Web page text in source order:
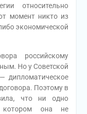
относительно
момент никто из
экономической
российскому
Но у Советской
дипломатическое
Поэтому в
что ни одно
котором она не